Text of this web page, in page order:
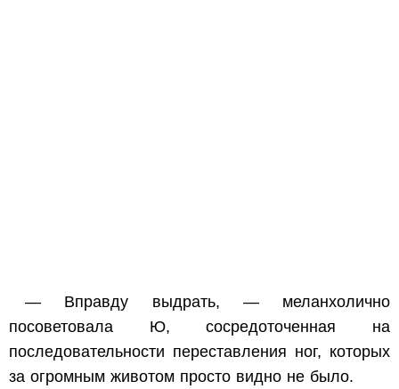
— Вправду выдрать, — меланхолично
посоветовала Ю, сосредоточенная на
последовательности переставления ног, которых
за огромным животом просто видно не было.